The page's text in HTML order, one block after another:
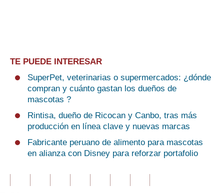
TE PUEDE INTERESAR
SuperPet, veterinarias o supermercados: ¿dónde
compran y cuánto gastan los dueños de
mascotas ?
Rintisa, dueño de Ricocan y Canbo, tras más
producción en línea clave y nuevas marcas
Fabricante peruano de alimento para mascotas
en alianza con Disney para reforzar portafolio